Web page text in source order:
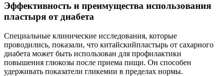
Эффективность и преимущества использования
пластыря от диабета
Специальные клинические исследования, которые
проводились, показали, что китайскийпластырь от сахарного
диабета может быть использован для профилактики
повышения глюкозы после приема пищи. Он способен
удерживать показатели гликемии в пределах нормы.